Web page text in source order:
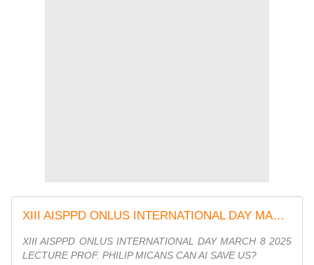
XIII AISPPD ONLUS INTERNATIONAL DAY MARCH 8 2025 LECTURE PROF. PHILIP MICANS
XIII AISPPD ONLUS INTERNATIONAL DAY MARCH 8 2025
LECTURE PROF. PHILIP MICANS CAN AI SAVE US?